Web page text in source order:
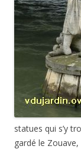
statues qui s’y
gardé le